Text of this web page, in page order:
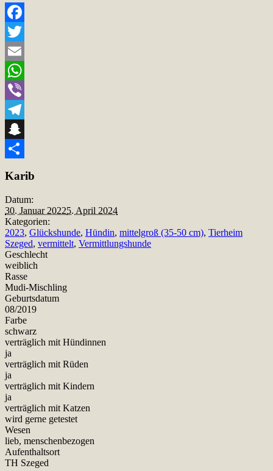
Facebook
Twitter
Email
WhatsApp
Viber
Telegram
Snapchat
Karib
Datum:
30. Januar 20225. April 2024
Kategorien:
2023, Glückshunde, Hündin, mittelgroß (35-50 cm), Tierheim
Szeged, vermittelt, Vermittlungshunde
Geschlecht
weiblich
Rasse
Mudi-Mischling
Geburtsdatum
08/2019
Farbe
schwarz
verträglich mit Hündinnen
ja
verträglich mit Rüden
ja
verträglich mit Kindern
ja
verträglich mit Katzen
wird gerne getestet
Wesen
lieb, menschenbezogen
Aufenthaltsort
TH Szeged